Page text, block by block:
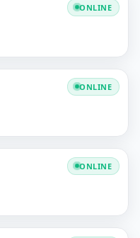
ONLINE
ONLINE
ONLINE